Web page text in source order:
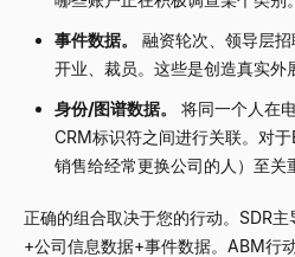
事件数据。
融资轮次、领导层
开业、裁员。这些是创造真实外
身份/图谱数据。
将同一个人在
CRM标识符之间进行关联。对
销售给经常更换公司的人）至关
正确的组合取决于您的行动。SDR
+公司信息数据+事件数据。ABM行